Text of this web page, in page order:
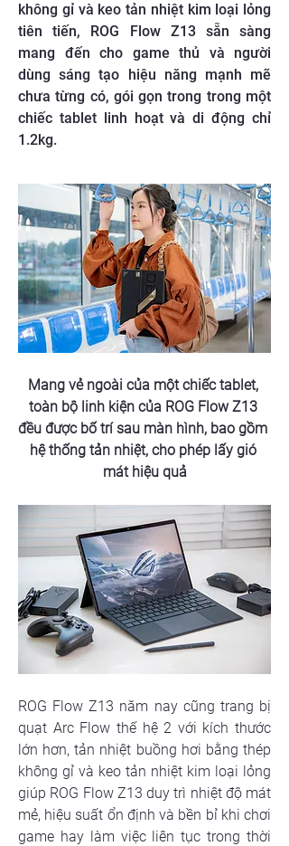
không gỉ và keo tản nhiệt kim loại lỏng
tiên tiến, ROG Flow Z13 sẵn sàng
mang đến cho game thủ và người
dùng sáng tạo hiệu năng mạnh mẽ
chưa từng có, gói gọn trong trong một
chiếc tablet linh hoạt và di động chỉ
1.2kg.
Mang vẻ ngoài của một chiếc tablet,
toàn bộ linh kiện của ROG Flow Z13
đều được bố trí sau màn hình, bao gồm
hệ thống tản nhiệt, cho phép lấy gió
mát hiệu quả
ROG Flow Z13 năm nay cũng trang bị
quạt Arc Flow thế hệ 2 với kích thước
lớn hơn, tản nhiệt buồng hơi bằng thép
không gỉ và keo tản nhiệt kim loại lỏng
giúp ROG Flow Z13 duy trì nhiệt độ mát
mẻ, hiệu suất ổn định và bền bỉ khi chơi
game hay làm việc liên tục trong thời